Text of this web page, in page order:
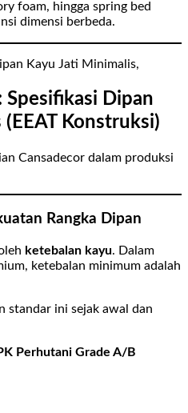
foam, hingga spring bed
dimensi berbeda.
Spesifikasi Dipan
Konstruksi)
Cansadecor dalam produksi
Rangka Dipan
ketebalan kayu. Dalam
ketebalan minimum adalah
standar ini sejak awal dan
Perhutani Grade A/B